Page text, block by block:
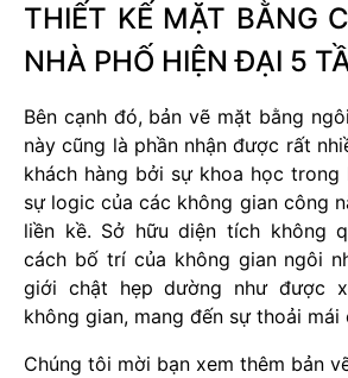
THIẾT KẾ MẶT BẰNG
NHÀ PHỐ HIỆN ĐẠI 5
Bên cạnh đó, bản vẽ mặt bằng
này cũng là phần nhận được rất
khách hàng bởi sự khoa học
sự logic của các không gian công
liền kề. Sở hữu diện tích không
cách bố trí của không gian ngôi
giới chật hẹp dường như được
không gian, mang đến sự thoải mái
Chúng tôi mời bạn xem thêm bản